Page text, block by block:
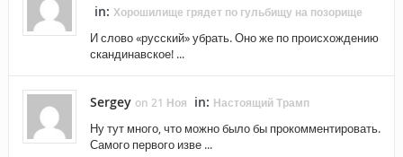
in: Хорошилище грядет по гульбищу на позорище
И слово «русский» убрать. Оно же по происхождению
скандинавское! ...
Sergey on 21 Ноя in: Настоящий Трамп
Ну тут много, что можно было бы прокомментировать.
Самого первого изве ...